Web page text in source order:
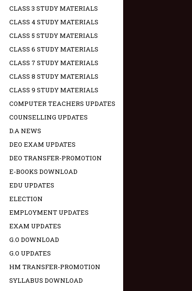
CLASS 3 STUDY MATERIALS
CLASS 4 STUDY MATERIALS
CLASS 5 STUDY MATERIALS
CLASS 6 STUDY MATERIALS
CLASS 7 STUDY MATERIALS
CLASS 8 STUDY MATERIALS
CLASS 9 STUDY MATERIALS
COMPUTER TEACHERS UPDATES
COUNSELLING UPDATES
D.A NEWS
DEO EXAM UPDATES
DEO TRANSFER-PROMOTION
E-BOOKS DOWNLOAD
EDU UPDATES
ELECTION
EMPLOYMENT UPDATES
EXAM UPDATES
G.O DOWNLOAD
G.O UPDATES
HM TRANSFER-PROMOTION
SYLLABUS DOWNLOAD